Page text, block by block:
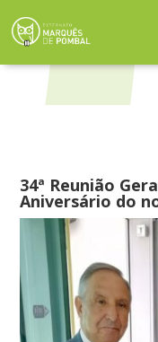
34ª Reunião
Aniversário do